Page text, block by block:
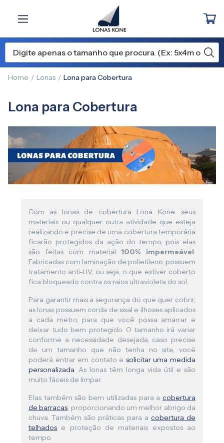
Home Lonas Lona para Cobertura
Lona para Cobertura
Com as lonas de cobertura Lona Kone, seus
materiais ou qualquer outra atividade que esteja
realizando e precise de uma cobertura temporária
ficarão protegidos da ação do tempo, pois elas
são feitas com material100% impermeável.
Fabricadas com laminação de polietileno, possuem
tratamento anti-UV, ou seja, o que estiver coberto
fica bloqueado contra os raios ultravioleta do sol.
Para garantir mais a segurança do que quer cobrir,
as lonas possuem corda de sisal e ilhoses aplicados
a cada metro, para que você possa amarrar e
deixar tudo bem protegido. O tamanho irá variar
conforme a necessidade desejada, caso precise
de um tamanho que não tenha no site, você
poderá entrar em contato e solicitar uma medida
personalizada. As lonas têm longa vida útil e são
muito fáceis de limpar.
Elas também são bem utilizadas para a cobertura
de barracas, proporcionando um melhor abrigo da
chuva. Também são práticas para a cobertura de
telhados e proteção de materiais expostos ao
tempo.